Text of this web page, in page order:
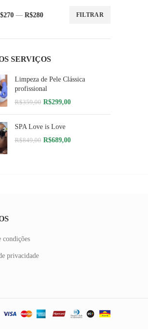
FILTRAR
— R$280
SERVIÇOS
Limpeza de Pele Clássica
profissional
R$359,00 O
era:
R$359,00.
R$299,00O
R$299,00.
SPA Love is Love
R$849,00 O
R$689,00O
condições
privacidade